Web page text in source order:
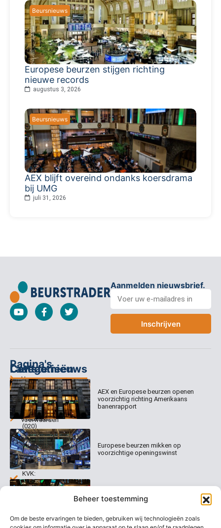
Beheer toestemming
Om de beste ervaringen te bieden, gebruiken wij technologieën zoals
Beursnieuws
Europese beurzen stijgen richting
nieuwe records
augustus 3, 2026
Beursnieuws
AEX blijft overeind ondanks koersdrama
bij UMG
juli 31, 2026
Aanmelden nieuwsbrief.
Inschrijven
Pagina's
Home
Abonnementen
Dagcommentaar
Tradealert
Organisatie
Contact
Categorieën
Columns
Dagcommentaar
Algemene
voorwaarden
Disclaimer
Welk
abonnement
kiezen
Contact
Keizersgracht
520
1017 EK
Amsterdam
(020)
231
0020
info@beurstrader.nl
KVK:
99197022
Laatste nieuws
AEX en Europese beurzen openen
voorzichtig richting Amerikaans
banenrapport
Europese beurzen mikken op
voorzichtige openingswinst
Europese beurzen blijven dicht bij
recordstanden